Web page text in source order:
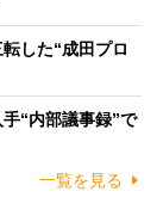
した“成田プロ
“内部議事録”で
一覧を見る